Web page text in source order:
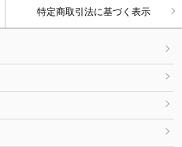
特定商取引法に基づく表示